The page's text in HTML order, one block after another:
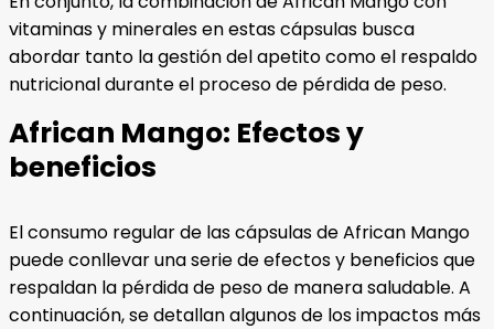
vitaminas y minerales en estas cápsulas busca
abordar tanto la gestión del apetito como el respaldo
nutricional durante el proceso de pérdida de peso.
African Mango: Efectos y
beneficios
El consumo regular de las cápsulas de African Mango
puede conllevar una serie de efectos y beneficios que
respaldan la pérdida de peso de manera saludable. A
continuación, se detallan algunos de los impactos más